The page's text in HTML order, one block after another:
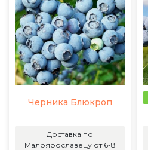
Черника Блюкроп
Доставка по
Малоярославецу от 6-8